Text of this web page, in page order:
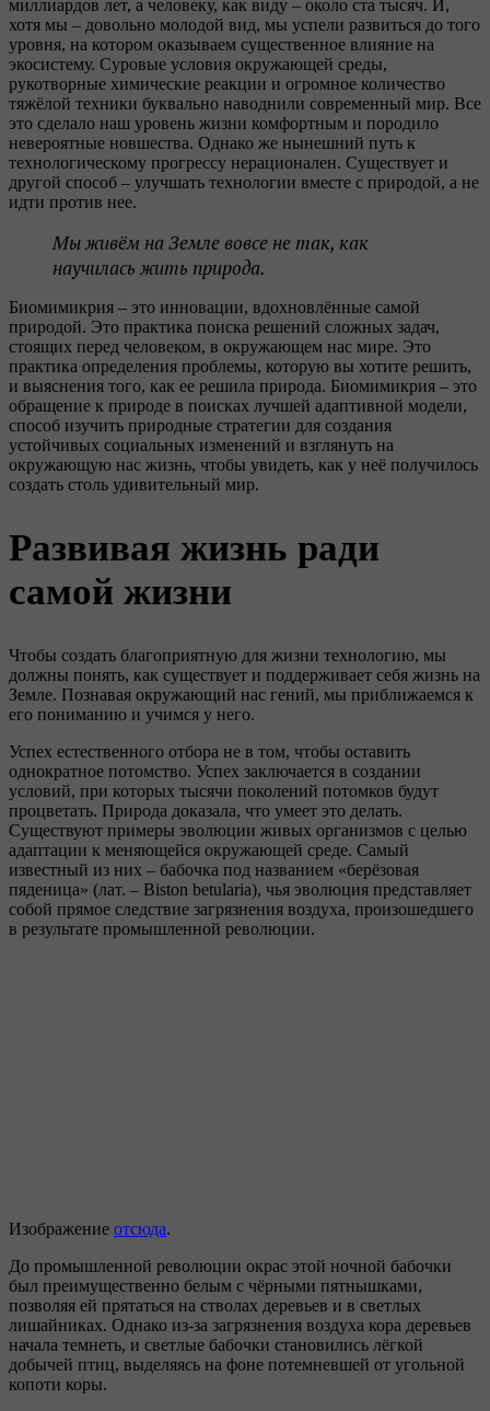
миллиардов лет, а человеку, как виду – около ста тысяч. И,
хотя мы – довольно молодой вид, мы успели развиться до того
уровня, на котором оказываем существенное влияние на
экосистему. Суровые условия окружающей среды,
рукотворные химические реакции и огромное количество
тяжёлой техники буквально наводнили современный мир. Все
это сделало наш уровень жизни комфортным и породило
невероятные новшества. Однако же нынешний путь к
технологическому прогрессу нерационален. Существует и
другой способ – улучшать технологии вместе с природой, а не
идти против нее.
Мы живём на Земле вовсе не так, как
научилась жить природа.
Биомимикрия – это инновации, вдохновлённые самой
природой. Это практика поиска решений сложных задач,
стоящих перед человеком, в окружающем нас мире. Это
практика определения проблемы, которую вы хотите решить,
и выяснения того, как ее решила природа. Биомимикрия – это
обращение к природе в поисках лучшей адаптивной модели,
способ изучить природные стратегии для создания
устойчивых социальных изменений и взглянуть на
окружающую нас жизнь, чтобы увидеть, как у неё получилось
создать столь удивительный мир.
Развивая жизнь ради
самой жизни
Чтобы создать благоприятную для жизни технологию, мы
должны понять, как существует и поддерживает себя жизнь на
Земле. Познавая окружающий нас гений, мы приближаемся к
его пониманию и учимся у него.
Успех естественного отбора не в том, чтобы оставить
однократное потомство. Успех заключается в создании
условий, при которых тысячи поколений потомков будут
процветать. Природа доказала, что умеет это делать.
Существуют примеры эволюции живых организмов с целью
адаптации к меняющейся окружающей среде. Самый
известный из них – бабочка под названием «берёзовая
пяденица» (лат. – Biston betularia), чья эволюция представляет
собой прямое следствие загрязнения воздуха, произошедшего
в результате промышленной революции.
Изображение отсюда.
До промышленной революции окрас этой ночной бабочки
был преимущественно белым с чёрными пятнышками,
позволяя ей прятаться на стволах деревьев и в светлых
лишайниках. Однако из-за загрязнения воздуха кора деревьев
начала темнеть, и светлые бабочки становились лёгкой
добычей птиц, выделяясь на фоне потемневшей от угольной
копоти коры.